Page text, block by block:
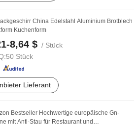
China Edelstahl Aluminium Brotblech
Kuchenform
8,64 $ / Stück
50 Stück
Lieferant
Bestseller Hochwertige europäische Gn-
mit Anti-Stau für Restaurant und